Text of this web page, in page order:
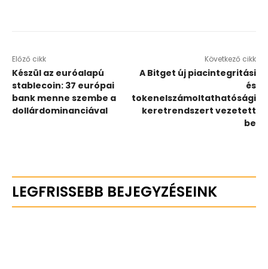
Előző cikk
Készül az euróalapú
stablecoin: 37 európai
bank menne szembe a
dollárdominanciával
Következő cikk
A Bitget új piacintegritási
és
tokenelszámoltathatósági
keretrendszert vezetett
be
LEGFRISSEBB BEJEGYZÉSEINK